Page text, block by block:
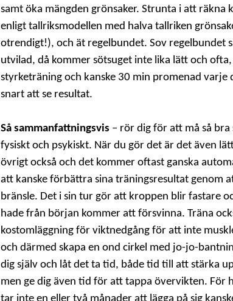
samt öka mängden grönsaker. Strunta i att räkna
enligt tallriksmodellen med halva tallriken
otrendigt!), och ät regelbundet. Sov regelbundet
utvilad, då kommer sötsuget inte lika lätt och
styrketräning och kanske 30 min promenad varje
snart att se resultat.
Så sammanfattningsvis – rör dig för att må så
fysiskt och psykiskt. När du gör det är det även
övrigt också och det kommer oftast ganska
att kanske förbättra sina träningsresultat genom
bränsle. Det i sin tur gör att kroppen blir fastare
hade från början kommer att försvinna. Träna
kostomläggning för viktnedgång för att inte
och därmed skapa en ond cirkel med jo-jo-
dig själv och låt det ta tid, både tid till att stärka
men ge dig även tid för att tappa övervikten. För